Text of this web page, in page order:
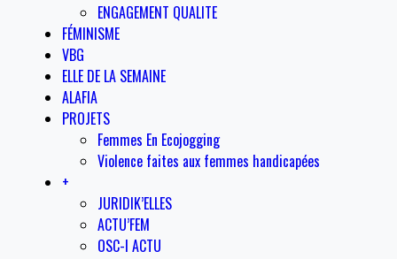
ENGAGEMENT QUALITE
FÉMINISME
VBG
ELLE DE LA SEMAINE
ALAFIA
PROJETS
Femmes En Ecojogging
Violence faites aux femmes handicapées
+
JURIDIK’ELLES
ACTU’FEM
OSC-I ACTU